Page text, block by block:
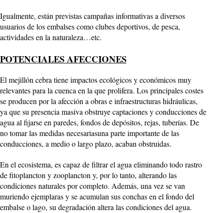
Igualmente, están previstas campañas informativas a diversos
usuarios de los embalses como clubes deportivos, de pesca,
actividades en la naturaleza…etc.
POTENCIALES AFECCIONES
El mejillón cebra tiene impactos ecológicos y económicos muy
relevantes para la cuenca en la que prolifera. Los principales costes
se producen por la afección a obras e infraestructuras hidráulicas,
ya que su presencia masiva obstruye captaciones y conducciones de
agua al fijarse en paredes, fondos de depósitos, rejas, tuberías. De
no tomar las medidas necesariasuna parte importante de las
conducciones, a medio o largo plazo, acaban obstruidas.
En el ecosistema, es capaz de filtrar el agua eliminando todo rastro
de fitoplancton y zooplancton y, por lo tanto, alterando las
condiciones naturales por completo. Además, una vez se van
muriendo ejemplaras y se acumulan sus conchas en el fondo del
embalse o lago, su degradación altera las condiciones del agua.